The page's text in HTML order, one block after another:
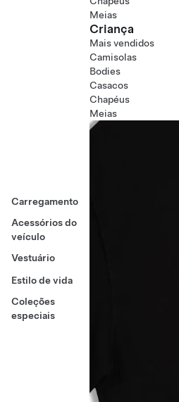
Carregamento
Acessórios do
veículo
Vestuário
Estilo de vida
Coleções
especiais
Meias
Criança
Mais vendidos
Camisolas
Bodies
Casacos
Chapéus
Meias